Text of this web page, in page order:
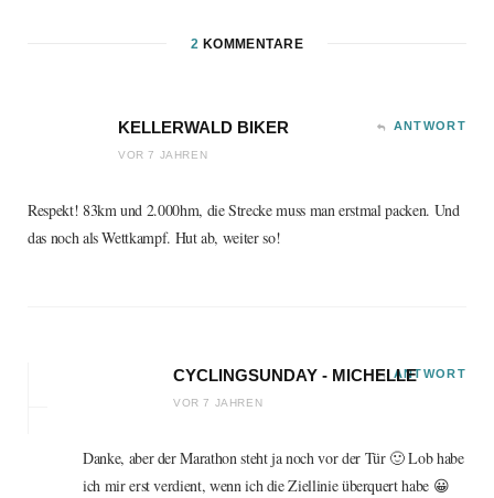
2 KOMMENTARE
KELLERWALD BIKER
VOR 7 JAHREN
ANTWORT
Respekt! 83km und 2.000hm, die Strecke muss man erstmal packen. Und
das noch als Wettkampf. Hut ab, weiter so!
CYCLINGSUNDAY - MICHELLE
VOR 7 JAHREN
ANTWORT
Danke, aber der Marathon steht ja noch vor der Tür 🙂 Lob habe
ich mir erst verdient, wenn ich die Ziellinie überquert habe 😀